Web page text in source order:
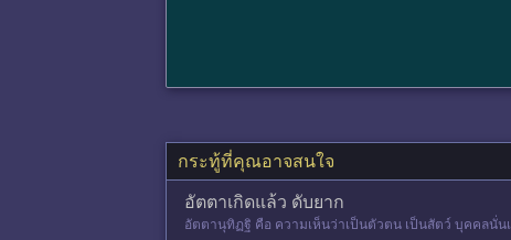
กระทู้ที่คุณอาจสนใจ
อัตตาเกิดแล้ว ดับยาก
อัตตานุทิฏฐิ คือ ความเห็นว่าเป็นตัวตน เป็นสัตว์ บุคคลนั่น